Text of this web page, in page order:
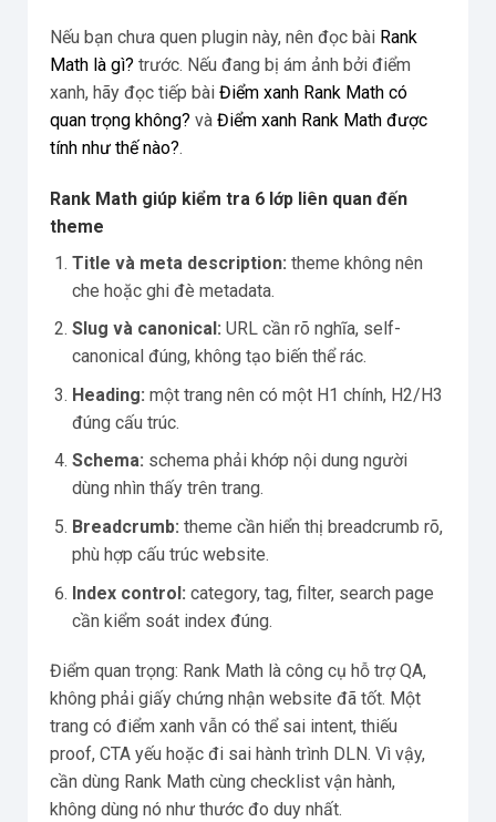
Nếu bạn chưa quen plugin này, nên đọc bài Rank
Math là gì? trước. Nếu đang bị ám ảnh bởi điểm
xanh, hãy đọc tiếp bài Điểm xanh Rank Math có
quan trọng không? và Điểm xanh Rank Math được
tính như thế nào?.
Rank Math giúp kiểm tra 6 lớp liên quan đến
theme
Title và meta description: theme không nên
che hoặc ghi đè metadata.
Slug và canonical: URL cần rõ nghĩa, self-
canonical đúng, không tạo biến thể rác.
Heading: một trang nên có một H1 chính, H2/H3
đúng cấu trúc.
Schema: schema phải khớp nội dung người
dùng nhìn thấy trên trang.
Breadcrumb: theme cần hiển thị breadcrumb rõ,
phù hợp cấu trúc website.
Index control: category, tag, filter, search page
cần kiểm soát index đúng.
Điểm quan trọng: Rank Math là công cụ hỗ trợ QA,
không phải giấy chứng nhận website đã tốt. Một
trang có điểm xanh vẫn có thể sai intent, thiếu
proof, CTA yếu hoặc đi sai hành trình DLN. Vì vậy,
cần dùng Rank Math cùng checklist vận hành,
không dùng nó như thước đo duy nhất.